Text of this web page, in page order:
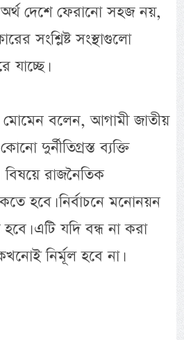
অর্থ দেশে ফেরানো সহজ নয়,
সংশ্লিষ্ট সংস্থাগুলো
যাচ্ছে।
বলেন, আগামী জাতীয়
দুর্নীতিগ্রস্ত ব্যক্তি
রাজনৈতিক
হবে। নির্বাচনে মনোনয়ন
এটি যদি বন্ধ না করা
নির্মূল হবে না।